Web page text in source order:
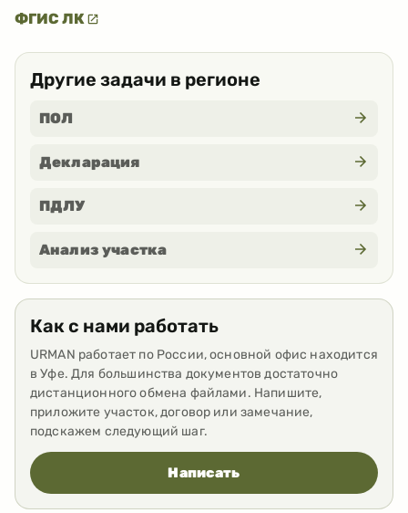
ФГИС ЛК
Другие задачи в регионе
ПОЛ
Декларация
ПДЛУ
Анализ участка
Как с нами работать
URMAN работает по России, основной офис находится
в Уфе. Для большинства документов достаточно
дистанционного обмена файлами. Напишите,
приложите участок, договор или замечание,
подскажем следующий шаг.
Написать